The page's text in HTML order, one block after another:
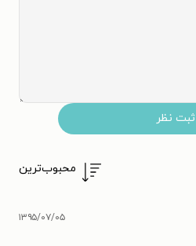
ثبت نظر
محبوب‌ترین
۱۳۹۵/۰۷/۰۵